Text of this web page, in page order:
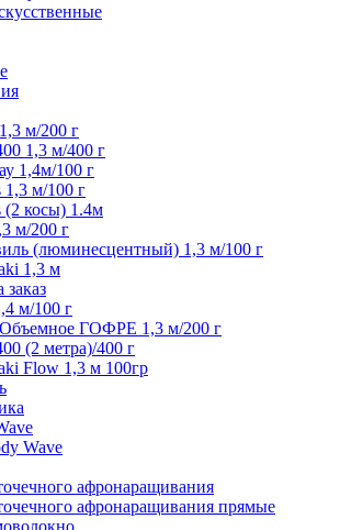
м/200 г
1,3 м/400 г
1,4м/100 г
1,3 м/100 г
(2 косы) 1.4м
м/200 г
(люминесцентный) 1,3 м/100 г
1,3 м
м/100 г
ГОФРЕ 1,3 м/200 г
(2 метра)/400 г
Flow 1,3 м 100гр
Wave
афронаращивания
афронаращивания прямые